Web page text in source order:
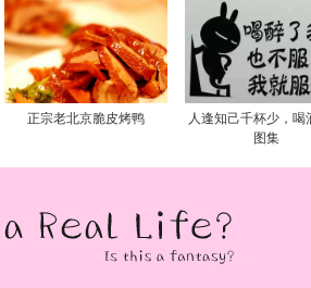
正宗老北京脆皮烤鸭
人逢知己千杯少，喝
图集